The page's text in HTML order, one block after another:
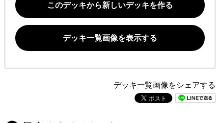
このデッキから新しいデッキを作る
デッキ一覧画像を表示する
デッキ一覧画像をシェアする